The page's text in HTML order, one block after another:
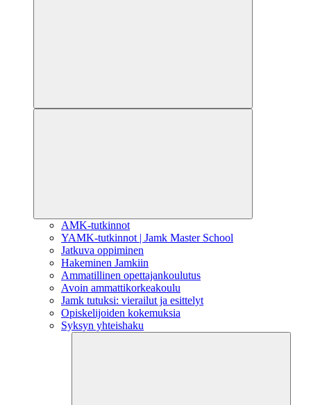
AMK-tutkinnot
YAMK-tutkinnot | Jamk Master School
Jatkuva oppiminen
Hakeminen Jamkiin
Ammatillinen opettajankoulutus
Avoin ammattikorkeakoulu
Jamk tutuksi: vierailut ja esittelyt
Opiskelijoiden kokemuksia
Syksyn yhteishaku